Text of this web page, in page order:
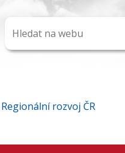
Regionální rozvoj ČR